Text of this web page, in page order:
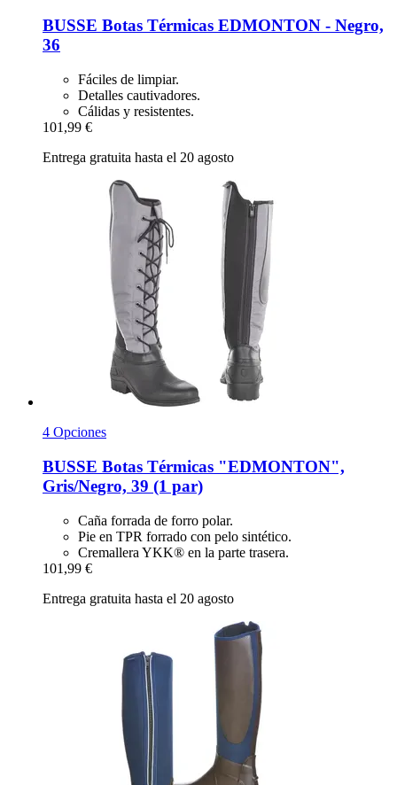
BUSSE Botas Térmicas EDMONTON -​ Negro,
36
Fáciles de limpiar.
Detalles cautivadores.
Cálidas y resistentes.
101,99 €
Entrega gratuita hasta el 20 agosto
4 Opciones
BUSSE Botas Térmicas "EDMONTON",
Gris/Negro, 39 (1 par)
Caña forrada de forro polar.
Pie en TPR forrado con pelo sintético.
Cremallera YKK® en la parte trasera.
101,99 €
Entrega gratuita hasta el 20 agosto